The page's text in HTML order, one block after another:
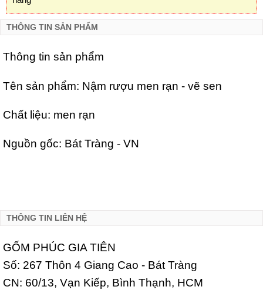
THÔNG TIN SẢN PHẨM
Thông tin sản phẩm
Tên sản phẩm: Nậm rượu men rạn - vẽ sen
Chất liệu: men rạn
Nguồn gốc: Bát Tràng - VN
THÔNG TIN LIÊN HỆ
GỐM PHÚC GIA TIÊN
Số: 267 Thôn 4 Giang Cao - Bát Tràng
CN: 60/13, Vạn Kiếp, Bình Thạnh, HCM